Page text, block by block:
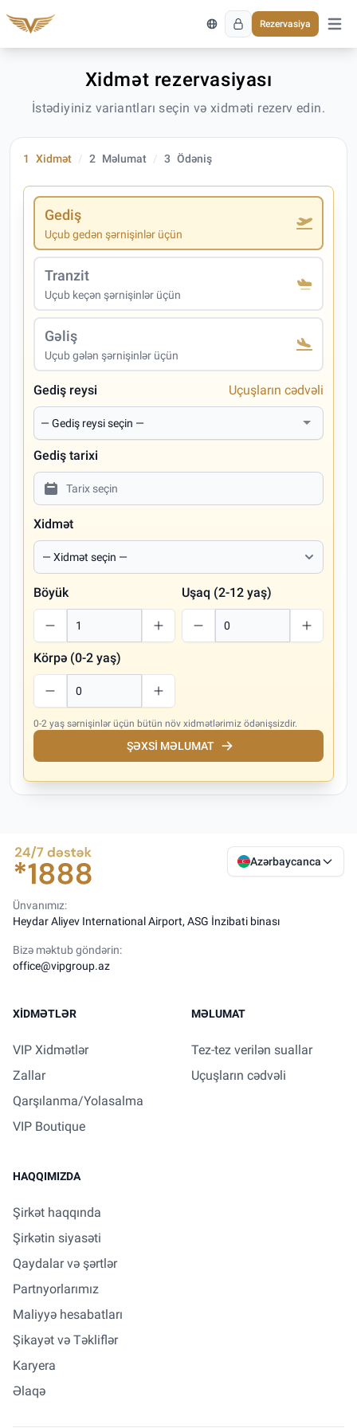
Rezervasiya
Əsas
Xidmət rezervasiyası
İstədiyiniz variantları seçin və xidməti rezerv edin.
1 Xidmət 2 Məlumat 3 Ödəniş
Gediş
Uçub gedən şərnişinlər üçün
Tranzit
Uçub keçən şərnişinlər üçün
Gəliş
Uçub gələn şərnişinlər üçün
Gediş reysi Uçuşların cədvəli
Gediş tarixi
Xidmət
Böyük Uşaq (2-12 yaş)
Körpə (0-2 yaş)
0-2 yaş sərnişinlər üçün bütün növ xidmətlərimiz ödənişsizdir.
ŞƏXSI MƏLUMAT
Azərbaycanca
Ünvanımız:
Heydar Aliyev International Airport, ASG İnzibati binası
Bizə məktub göndərin:
office@vipgroup.az
XIDMƏTLƏR
VIP Xidmətlər
Zallar
Qarşılanma/Yolasalma
VIP Boutique
MƏLUMAT
Tez-tez verilən suallar
Uçuşların cədvəli
HAQQIMIZDA
Şirkət haqqında
Şirkətin siyasəti
Qaydalar və şərtlər
Partnyorlarımız
Maliyyə hesabatları
Şikayət və Təkliflər
Karyera
Əlaqə